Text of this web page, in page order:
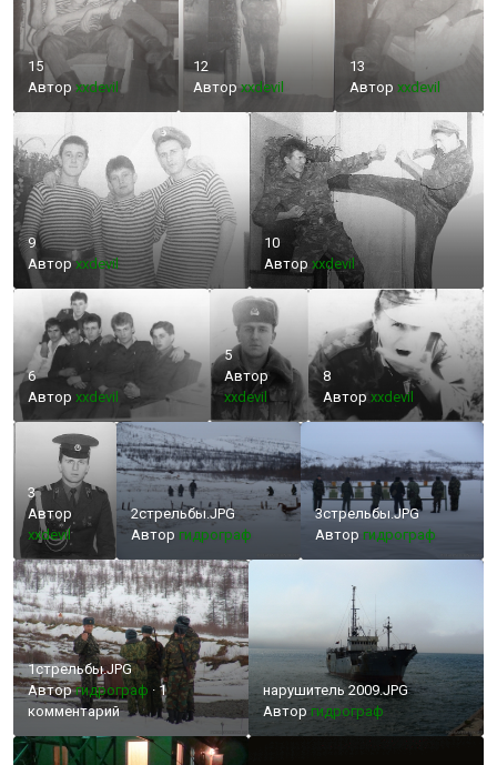
15
Автор xxdevil
12
Авторxxdevil
13
Авторxxdevil
9
Авторxxdevil
10
Авторxxdevil
6
Автор xxdevil
5
Автор
xxdevil
8
Авторxxdevil
3
Автор
xxdevil
2стрельбы.JPG
Автор гидрограф
3стрельбы.JPG
Автор гидрограф
1стрельбы.JPG
Авторгидрограф · 1
комментарий
нарушитель 2009.JPG
Автор гидрограф